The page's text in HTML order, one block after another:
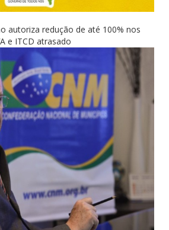
autoriza redução de até 100% nos
e ITCD atrasado